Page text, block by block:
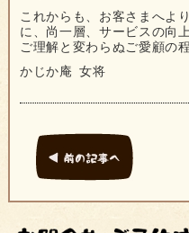
これからも、お客さまへよ
に、尚一層、サービスの向
ご理解と変わらぬご愛顧の
かじか庵 女将